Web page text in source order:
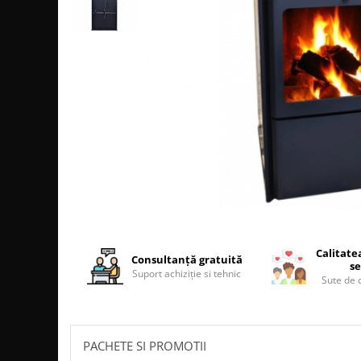
SEMINEE SUSPENDATE PE LEMNE
COSURI DE FUM CERAMICE HOCH
HOCH INDUSTRIAL
Consultanță gratuită
Suport achiziție si tehnic Sute de
PACHETE SI PROMOTII